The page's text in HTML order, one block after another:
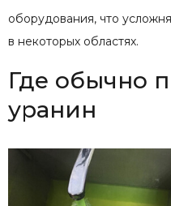
оборудования, что
в некоторых областях.
Где обычно
уранин